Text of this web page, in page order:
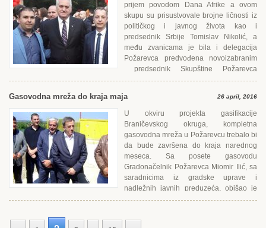
prijem povodom Dana Afrike a ovom
skupu su prisustvovale brojne ličnosti iz
političkog i javnog života kao i
predsednik Srbije Tomislav Nikolić, a
među zvanicama je bila i delegacija
Požarevca predvođena novoizabranim
predsednik Skupštine Požarevca
Bojanom Ilićem, izveštava lokalni...
Gasovodna mreža do kraja maja 26 april, 2016
U okviru projekta gasifikacije
Braničevskog okruga, kompletna
gasovodna mreža u Požarevcu trebalo bi
da bude završena do kraja narednog
meseca. Sa posete gasovodu
Gradonačelnik Požarevca Miomir Ilić, sa
saradnicima iz gradske uprave i
nadležnih javnih preduzeća, obišao je
merno-regulacionu stanicu gasifikacije na...